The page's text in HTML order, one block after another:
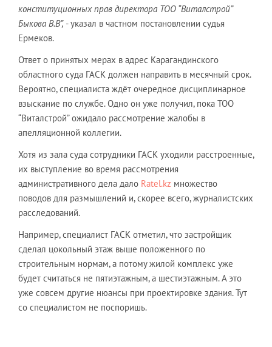
конституционных прав директора ТОО “Виталстрой”
Быкова В.В”, - указал в частном постановлении судья
Ермеков.
Ответ о принятых мерах в адрес Карагандинского
областного суда ГАСК должен направить в месячный срок.
Вероятно, специалиста ждёт очередное дисциплинарное
взыскание по службе. Одно он уже получил, пока ТОО
“Виталстрой” ожидало рассмотрение жалобы в
апелляционной коллегии.
Хотя из зала суда сотрудники ГАСК уходили расстроенные,
их выступление во время рассмотрения
административного дела дало Ratel.kz множество
поводов для размышлений и, скорее всего, журналистских
расследований.
Например, специалист ГАСК отметил, что застройщик
сделал цокольный этаж выше положенного по
строительным нормам, а потому жилой комплекс уже
будет считаться не пятиэтажным, а шестиэтажным. А это
уже совсем другие нюансы при проектировке здания. Тут
со специалистом не поспоришь.